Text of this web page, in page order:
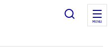
Ouvrir
MENU